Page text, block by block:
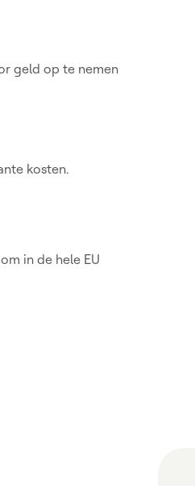
geld op te nemen
kosten.
in de hele EU